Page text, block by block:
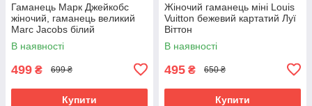
Гаманець Марк Джейкобс
жіночий, гаманець великий
Marc Jacobs білий
В наявності
499 ₴ 699 ₴
Купити
Жіночий гаманець міні Louis
Vuitton бежевий картатий Луї
Віттон
В наявності
495 ₴ 650 ₴
Купити